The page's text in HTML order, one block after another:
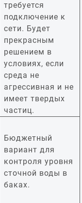
требуется
подключение к
сети. Будет
прекрасным
решением в
условиях, если
среда не
агрессивная и не
имеет твердых
частиц.
Бюджетный
вариант для
контроля уровня
сточной воды в
баках.